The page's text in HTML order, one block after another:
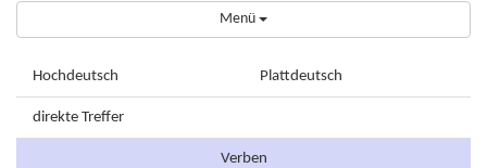
Menü
Hochdeutsch Plattdeutsch
direkte Treffer
Verben